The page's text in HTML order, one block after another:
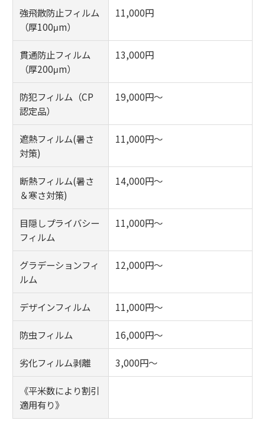
強飛散防止フィルム
（厚100μm）
11,000円
貫通防止フィルム
（厚200μm）
13,000円
防犯フィルム（CP
認定品）
19,000円～
遮熱フィルム(暑さ
対策)
11,000円～
断熱フィルム(暑さ
＆寒さ対策)
14,000円～
目隠しプライバシー
フィルム
11,000円～
グラデーションフィ
ルム
12,000円～
デザインフィルム 11,000円～
防虫フィルム 16,000円～
劣化フィルム剥離 3,000円～
《平米数により割引
適用有り》